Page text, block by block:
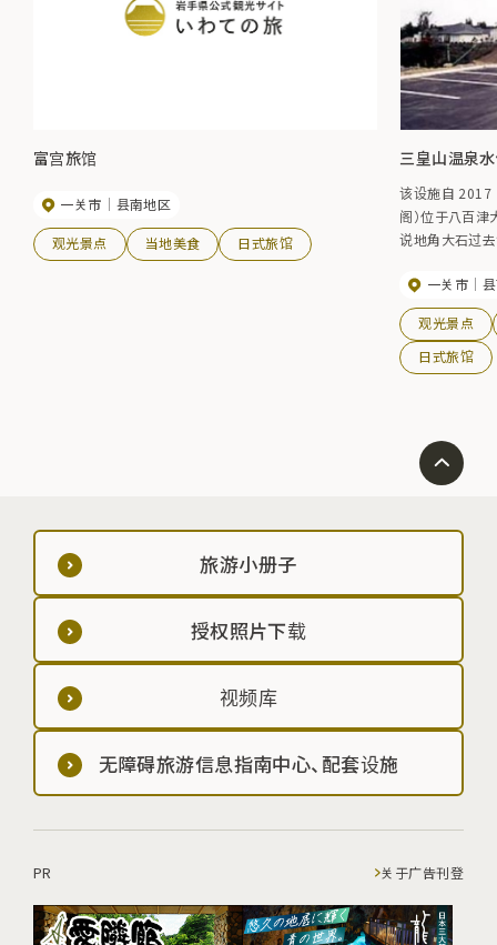
富宫旅馆
一关市 县南地区
观光景点 当地美食 日式旅馆
三皇山温泉水
该设施自 2017
阁）位于八百
说地角大石过
高。大浴场 "
融为一体，四
秋叶的色彩尤
旬。
一关市
观光景点
日式旅馆
旅游小册子
授权照片下载
视频库
无障碍旅游信息指南中心、配套设施
PR 关于广告刊登